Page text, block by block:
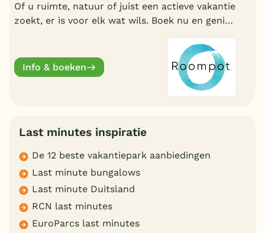
Of u ruimte, natuur of juist een actieve vakantie
zoekt, er is voor elk wat wils. Boek nu en geniet
Info & boeken
Last minutes inspiratie
De 12 beste vakantiepark aanbiedingen
Last minute bungalows
Last minute Duitsland
RCN last minutes
EuroParcs last minutes